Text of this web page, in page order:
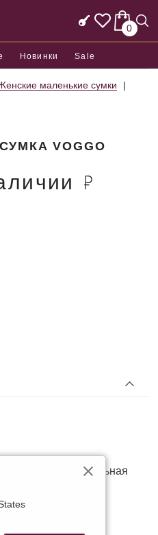
0
Новинки Sale
маленькие сумки
VOGGO
кожа, Натуральная